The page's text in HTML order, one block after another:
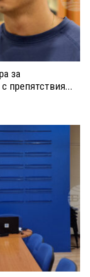
за
препятствия...